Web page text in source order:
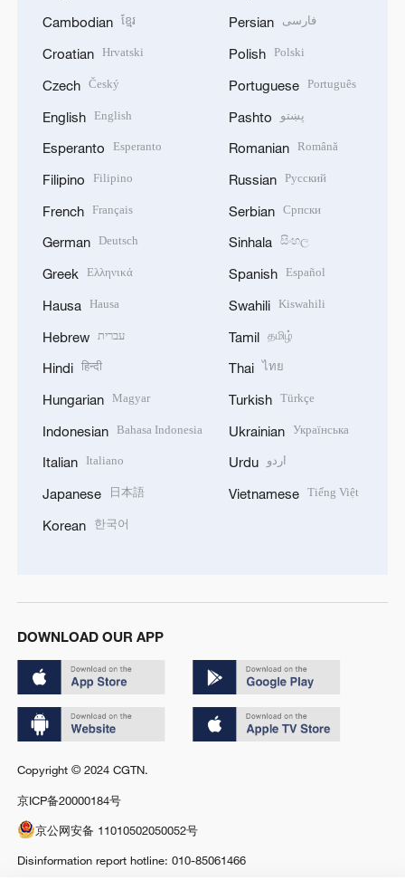
Cambodian ខ្មែរ
Croatian Hrvatski
Czech Český
English English
Esperanto Esperanto
Filipino Filipino
French Français
German Deutsch
Greek Ελληνικά
Hausa Hausa
Hebrew עברית
Hindi हिन्दी
Hungarian Magyar
Indonesian Bahasa Indonesia
Italian Italiano
Japanese 日本語
Korean 한국어
Persian فارسی
Polish Polski
Portuguese Português
Pashto پښتو
Romanian Română
Russian Русский
Serbian Српски
Sinhala සිංහල
Spanish Español
Swahili Kiswahili
Tamil தமிழ்
Thai ไทย
Turkish Türkçe
Ukrainian Українська
Urdu اردو
Vietnamese Tiếng Việt
DOWNLOAD OUR APP
Copyright © 2024 CGTN.
京ICP备20000184号
京公网安备 11010502050052号
Disinformation report hotline: 010-85061466